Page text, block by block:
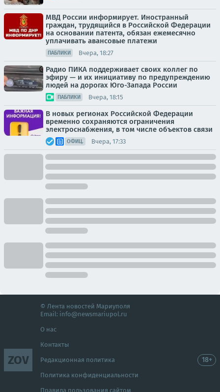
МВД России информирует. Иностранный
граждан, трудящийся в Российской Федерации
на основании патента, обязан ежемесячно
уплачивать авансовые платежи
ПАБЛИКИ Вчера, 18:27
Радио ПИКА поддерживает своих коллег по
эфиру — и их инициативу по предупреждению
людей на дорогах Юго-Запада России
ПАБЛИКИ Вчера, 18:15
В новых регионах Российской Федерации
временно сохраняются ограничения
электроснабжения, в том числе объектов связи
ОФИЦ. Вчера, 17:33
ZOV
© Лента новостей Мариуполя
Email: info@newsmariupol.ru
О нас
Контакты
Редакционная политика
Политика конфиденциальности
Правила пользования сайтом
18+